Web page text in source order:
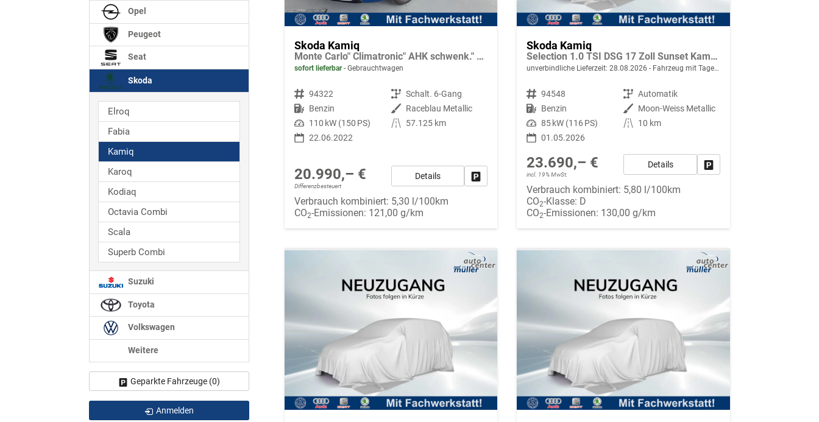
Skoda Kamiq
Monte Carlo" Climatronic" AHK schwenk." Pano." LED" Tempo.+ACC" PDC v.+h.+Kamera
sofort lieferbar Gebrauchtwagen
Fahrzeugnr. 94322 Getriebe Schalt. 6-Gang
Kraftstoff Benzin Außenfarbe Raceblau Metallic
Leistung 110 kW (150 PS) Kilometerstand
57.125 km
22.06.2022
20.990,– €
Differenzbesteuert
Details Fahrzeug parken
Verbrauch kombiniert: 5,30 l/100km
CO2-Emissionen: 121,00 g/km
Skoda Kamiq
Selection 1.0 TSI DSG 17 Zoll Sunset Kamera PDC v+h
unverbindliche Lieferzeit:28.08.2026 Fahrzeug mit Tageszulassung
Fahrzeugnr. 94548 Getriebe Automatik
Kraftstoff Benzin Außenfarbe Moon-Weiss Metallic
Leistung 85 kW (116 PS) Kilometerstand
10 km
01.05.2026
23.690,– €
incl. 19% MwSt.
Details
Verbrauch kombiniert: 5,80 l/100km
CO2-Klasse: D
CO2-Emissionen: 130,00 g/km
Opel
Peugeot
Seat
Skoda
Elroq
Fabia
Kamiq
Karoq
Kodiaq
Octavia Combi
Scala
Superb Combi
Suzuki
Toyota
Volkswagen
Weitere
Geparkte Fahrzeuge (0)
Anmelden